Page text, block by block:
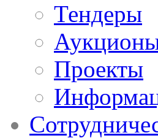
Тендеры
Проекты